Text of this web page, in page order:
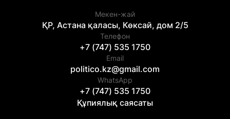
Мекен-жай
ҚР, Астана қаласы, Көксай, дом 2/5
Телефон
+7 (747) 535 1750
Email
politico.kz@gmail.com
WhatsApp
+7 (747) 535 1750
Құпиялық саясаты